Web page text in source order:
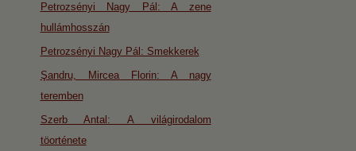
Petrozsényi Nagy Pál: A zene
hullámhosszán
Petrozsényi Nagy Pál: Smekkerek
Şandru, Mircea Florin: A nagy
teremben
Szerb Antal: A világirodalom
töorténete